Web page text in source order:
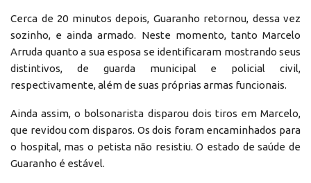
Cerca de 20 minutos depois, Guaranho retornou, dessa vez
sozinho, e ainda armado. Neste momento, tanto Marcelo
Arruda quanto a sua esposa se identificaram mostrando seus
distintivos, de guarda municipal e policial civil,
respectivamente, além de suas próprias armas funcionais.
Ainda assim, o bolsonarista disparou dois tiros em Marcelo,
que revidou com disparos. Os dois foram encaminhados para
o hospital, mas o petista não resistiu. O estado de saúde de
Guaranho é estável.